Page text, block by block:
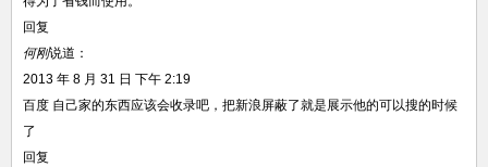
回复
何刚说道：
2013 年 8 月 31 日 下午 2:19
百度 自己家的东西应该会收录吧，把新浪屏蔽了就是展示他的可以搜的时候
了
回复